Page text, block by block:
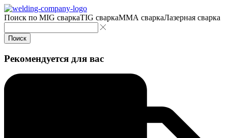
Поиск по MIG сваркаTIG сваркаMMA сваркаЛазерная сварка
Поиск
Рекомендуется для вас